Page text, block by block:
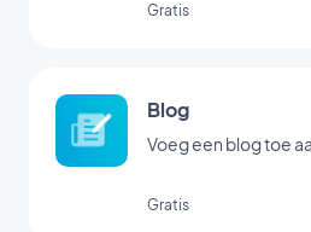
Gratis
Blog
Voeg een blog toe
Gratis